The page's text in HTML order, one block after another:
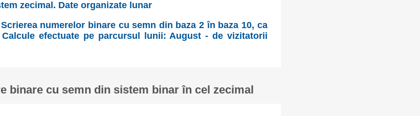
zecimal. Date organizate lunar
numerelor binare cu semn din baza 2 în baza 10, ca
efectuate pe parcursul lunii: August - de vizitatorii
binare cu semn din sistem binar în cel zecimal